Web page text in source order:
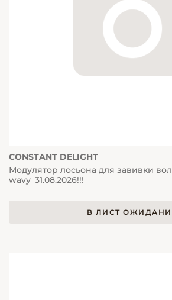
CONSTANT DELIGHT
Модулятор лосьона для завивки
wavy_31.08.2026!!!
В ЛИСТ